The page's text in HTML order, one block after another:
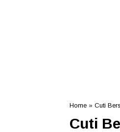
Home » Cuti
Cuti